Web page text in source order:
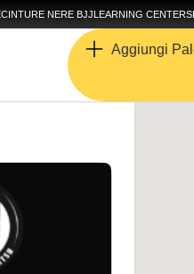
CINTURE NERE BJJLEARNING CENTER
Aggiungi